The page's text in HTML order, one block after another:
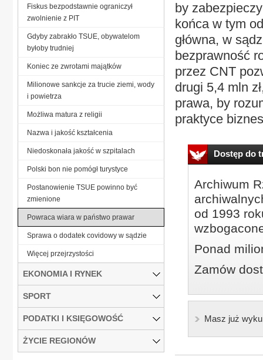
by
końca w tym
główna, w
bezprawność
przez CNT
drugi 5,4 mln
prawa, by
praktyce
Dostęp do
Archiwum
od 1993
Ponad
Zamów
Masz już
Fiskus bezpodstawnie ograniczył
zwolnienie z PIT
Gdyby zabrakło TSUE, obywatelom
byłoby trudniej
Koniec ze zwrotami majątków
Milionowe sankcje za trucie ziemi, wody
i powietrza
Możliwa matura z religii
Nazwa i jakość kształcenia
Niedoskonała jakość w szpitalach
Polski bon nie pomógł turystyce
Postanowienie TSUE powinno być
zmienione
Powraca wiara w państwo prawar
Sprawa o dodatek covidowy w sądzie
Więcej przejrzystości
EKONOMIA I RYNEK
SPORT
PODATKI I KSIĘGOWOŚĆ
ŻYCIE REGIONÓW